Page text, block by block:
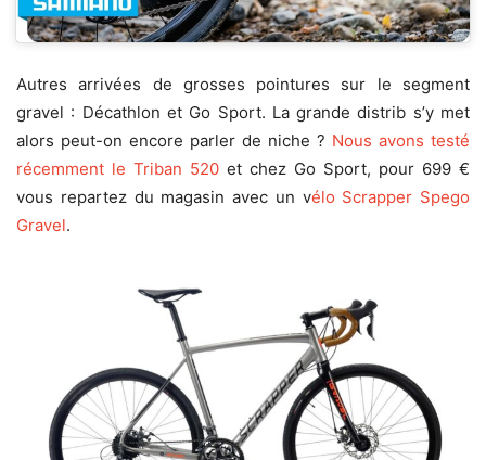
Autres arrivées de grosses pointures sur le segment
gravel : Décathlon et Go Sport. La grande distrib s’y met
alors peut-on encore parler de niche ? Nous avons testé
récemment le Triban 520 et chez Go Sport, pour 699 €
vous repartez du magasin avec un vélo Scrapper Spego
Gravel.